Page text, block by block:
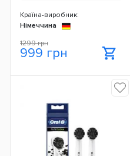
Країна-виробник:
Німеччина
1299 грн
999 грн